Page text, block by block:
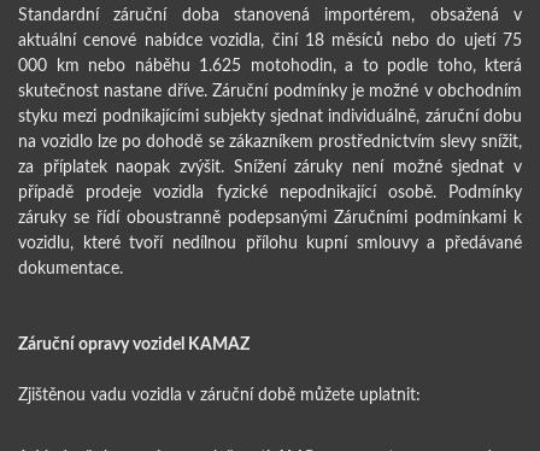
Standardní záruční doba stanovená importérem, obsažená v
aktuální cenové nabídce vozidla, činí 18 měsíců nebo do ujetí 75
000 km nebo náběhu 1.625 motohodin, a to podle toho, která
skutečnost nastane dříve. Záruční podmínky je možné v obchodním
styku mezi podnikajícími subjekty sjednat individuálně, záruční dobu
na vozidlo lze po dohodě se zákazníkem prostřednictvím slevy snížit,
za příplatek naopak zvýšit. Snížení záruky není možné sjednat v
případě prodeje vozidla fyzické nepodnikající osobě. Podmínky
záruky se řídí oboustranně podepsanými Záručními podmínkami k
vozidlu, které tvoří nedílnou přílohu kupní smlouvy a předávané
dokumentace.
Záruční opravy vozidel KAMAZ
Zjištěnou vadu vozidla v záruční době můžete uplatnit: